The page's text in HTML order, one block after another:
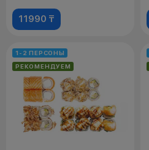
11990 ₸
1-2 ПЕРСОНЫ
РЕКОМЕНДУЕМ